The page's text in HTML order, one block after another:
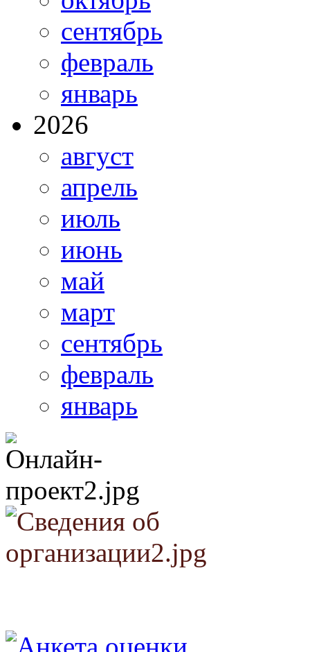
сентябрь
февраль
январь
2026
август
апрель
июль
июнь
май
март
сентябрь
февраль
январь